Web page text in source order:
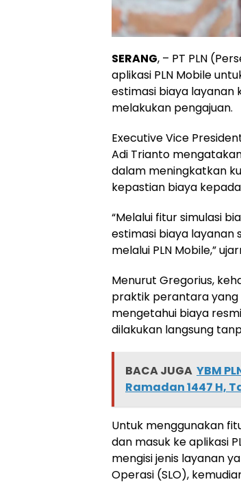
SERANG, – PT PLN
aplikasi PLN Mobile
estimasi biaya
melakukan pengajuan.
Executive Vice
Adi Trianto
dalam meningkatkan
kepastian biaya
“Melalui fitur simulasi
estimasi biaya layanan
melalui PLN Mobile,”
Menurut Gregorius,
praktik perantara yang
mengetahui biaya
dilakukan langsung
BACA JUGA YBM
Ramadan 1447 H,
Untuk menggunakan
dan masuk ke aplikasi
mengisi jenis layanan
Operasi (SLO),